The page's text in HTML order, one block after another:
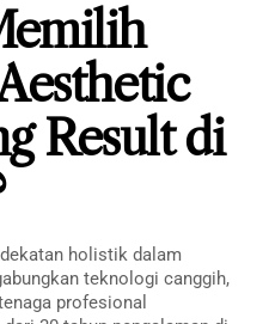
Result di
holistik dalam
teknologi canggih,
profesional